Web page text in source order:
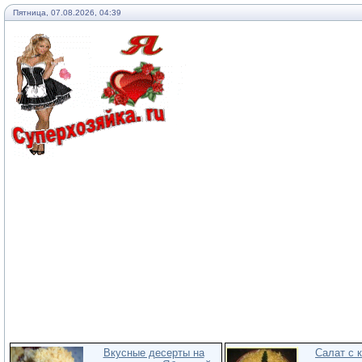
Пятница, 07.08.2026, 04:39
Вкусные десерты на
Салат с